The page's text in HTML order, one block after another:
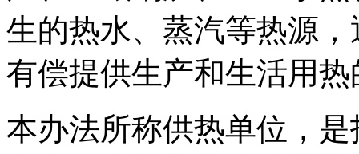
生的热水、蒸汽等热源
有偿提供生产和生活用
本办法所称供热单位，